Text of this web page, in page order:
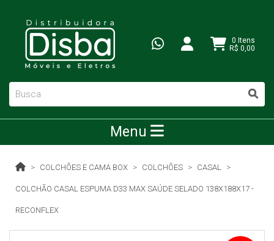
0 Itens
R$ 0,00
Menu
COLCHÕES E CAMA BOX COLCHÕES CASAL
COLCHÃO CASAL ESPUMA D33 MAX SAÚDE SELADO 138X188X17 -
RECONFLEX